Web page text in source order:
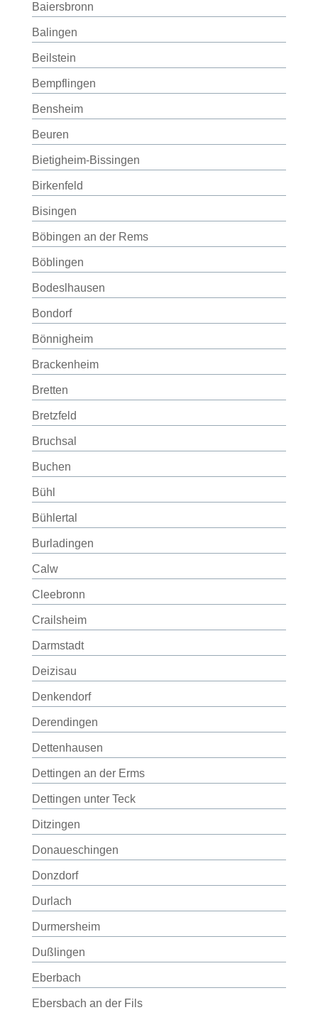
Baiersbronn
Balingen
Beilstein
Bempflingen
Bensheim
Beuren
Bietigheim-Bissingen
Birkenfeld
Bisingen
Böbingen an der Rems
Böblingen
Bodeslhausen
Bondorf
Bönnigheim
Brackenheim
Bretten
Bretzfeld
Bruchsal
Buchen
Bühl
Bühlertal
Burladingen
Calw
Cleebronn
Crailsheim
Darmstadt
Deizisau
Denkendorf
Derendingen
Dettenhausen
Dettingen an der Erms
Dettingen unter Teck
Ditzingen
Donaueschingen
Donzdorf
Durlach
Durmersheim
Dußlingen
Eberbach
Ebersbach an der Fils